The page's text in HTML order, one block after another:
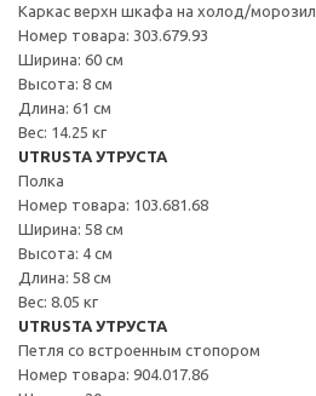
Каркас верхн шкафа на холод/морозил
Номер товара: 303.679.93
Ширина: 60 см
Высота: 8 см
Длина: 61 см
Вес: 14.25 кг
UTRUSTA УТРУСТА
Полка
Номер товара: 103.681.68
Ширина: 58 см
Высота: 4 см
Длина: 58 см
Вес: 8.05 кг
UTRUSTA УТРУСТА
Петля со встроенным стопором
Номер товара: 904.017.86